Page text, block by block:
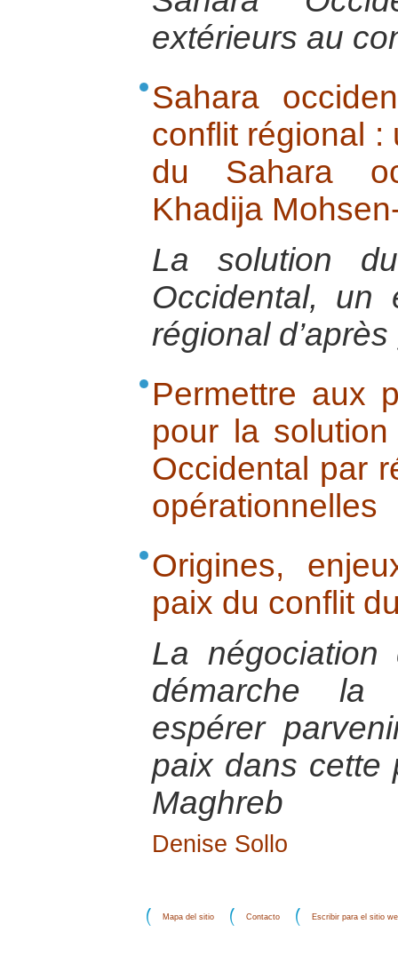
extérieurs au
Sahara
conflit régional :
du Sahara
Khadija
La solution
Occidental, un
régional
Permettre aux
pour la
Occidental par
opérationnelles
Origines,
paix du conflit
La négociation
démarche la
espérer
paix dans cette
Maghreb
Denise Sollo
Mapa del sitio Contacto Escribir para el sitio